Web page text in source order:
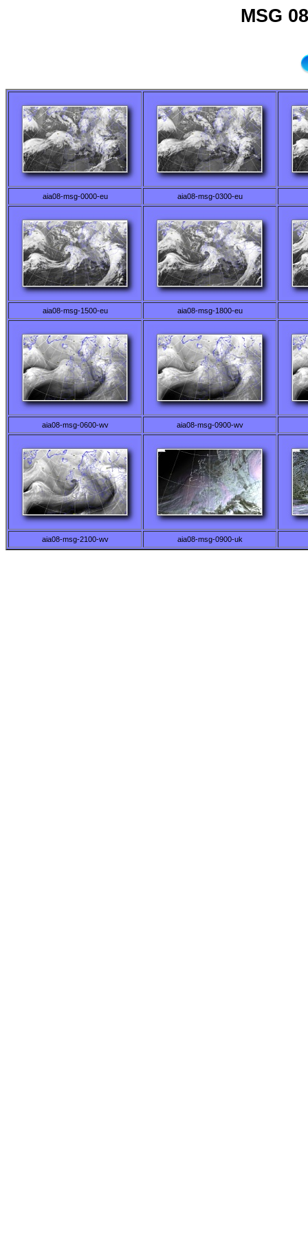
MSG
aia08-msg-0000-eu aia08-msg-0300-eu
aia08-msg-1500-eu aia08-msg-1800-eu
aia08-msg-0600-wv aia08-msg-0900-wv
aia08-msg-2100-wv aia08-msg-0900-uk